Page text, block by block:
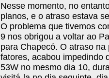
Nesse momento, no
planos, e o atraso estava
O problema que tivemos
9 nos obrigou a voltar ao
para Chapecó. O atraso
fatores, acabou impedindo
53W no mesmo dia 10,